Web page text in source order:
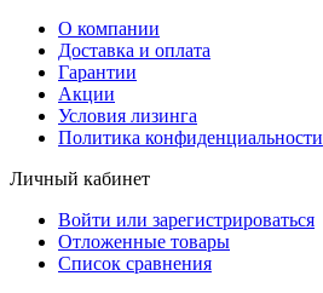
О компании
Доставка и оплата
Гарантии
Акции
Условия лизинга
Политика конфиденциальности
Личный кабинет
Войти или зарегистрироваться
Отложенные товары
Список сравнения